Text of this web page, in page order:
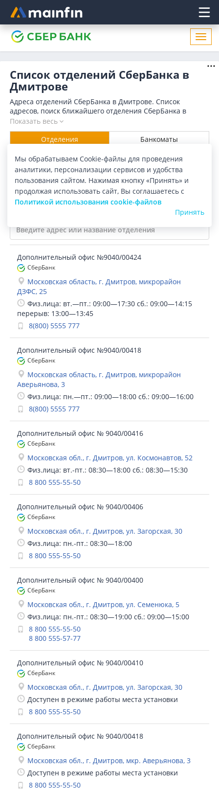
Главное меню
Список отделений СберБанка в
Дмитрове
Адреса отделений СберБанка в Дмитрове. Список
адресов, поиск ближайшего отделения СберБанка в
Дмитрове по адресу, названию. Часы работы, телефоны,
контактные данные.
Показать весь
Отделения
Банкоматы
Все банки Карта
Город:Дмитров
7 отделений
Дополнительный офис №9040/00424
СберБанк
Московская область, г. Дмитров, микрорайон
ДЗФС, 25
Физ.лица: вт.—пт.: 09:00—17:30 сб.: 09:00—14:15
перерыв: 13:00—13:45
8(800) 5555 777
Дополнительный офис №9040/00418
СберБанк
Московская область, г. Дмитров, микрорайон
Аверьянова, 3
Физ.лица: пн.—пт.: 09:00—18:00 сб.: 09:00—16:00
8(800) 5555 777
Дополнительный офис № 9040/00416
СберБанк
Московская обл., г. Дмитров, ул. Космонавтов, 52
Физ.лица: вт.-пт.: 08:30—18:00 сб.: 08:30—15:30
8 800 555-55-50
Дополнительный офис № 9040/00406
СберБанк
Московская обл., г. Дмитров, ул. Загорская, 30
Физ.лица: пн.-пт.: 08:30—18:00
8 800 555-55-50
Дополнительный офис № 9040/00400
СберБанк
Московская обл., г. Дмитров, ул. Семенюка, 5
Физ.лица: пн.-пт.: 08:30—19:00 сб.: 09:00—15:00
8 800 555-55-50
8 800 555-57-77
Дополнительный офис № 9040/00410
СберБанк
Московская обл., г. Дмитров, ул. Загорская, 30
Доступен в режиме работы места установки
8 800 555-55-50
Дополнительный офис № 9040/00418
СберБанк
Московская обл., г. Дмитров, мкр. Аверьянова, 3
Доступен в режиме работы места установки
8 800 555-55-50
Мы обрабатываем Cookie-файлы для проведения
аналитики, персонализации сервисов и удобства
пользования сайтом. Нажимая кнопку «Принять» и
продолжая использовать сайт, Вы соглашаетесь с
Политикой использования cookie-файлов
Принять